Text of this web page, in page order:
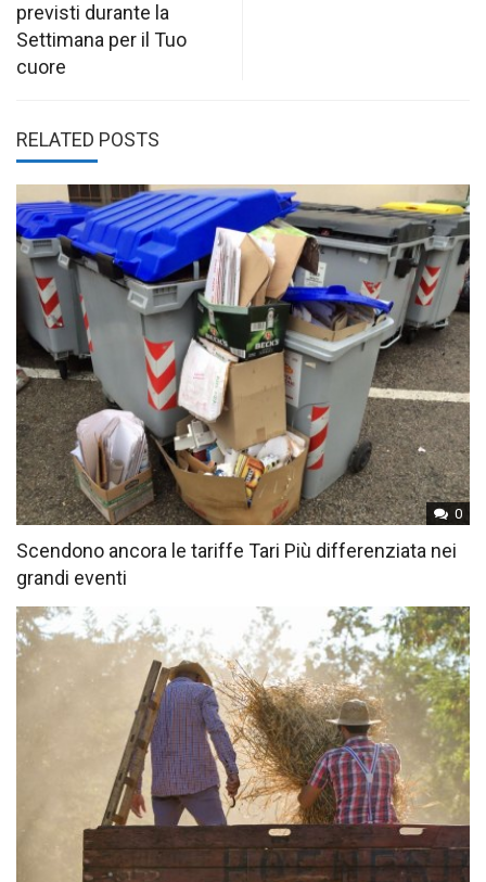
previsti durante la
Settimana per il Tuo
cuore
RELATED POSTS
0
Scendono ancora le tariffe Tari Più differenziata nei
grandi eventi